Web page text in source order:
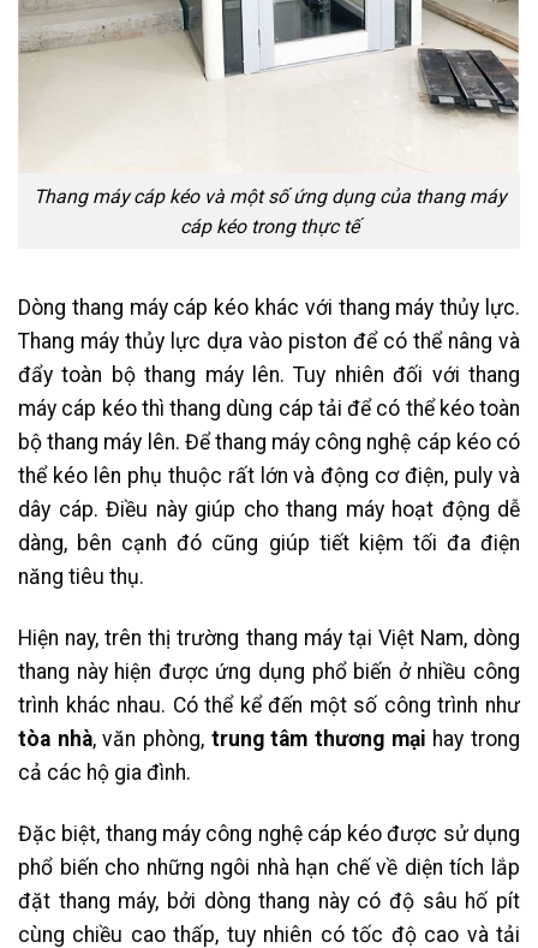
Thang máy cáp kéo và một số ứng dụng của thang máy
cáp kéo trong thực tế
Dòng thang máy cáp kéo khác với thang máy thủy lực.
Thang máy thủy lực dựa vào piston để có thể nâng và
đẩy toàn bộ thang máy lên. Tuy nhiên đối với thang
máy cáp kéo thì thang dùng cáp tải để có thể kéo toàn
bộ thang máy lên. Để thang máy công nghệ cáp kéo có
thể kéo lên phụ thuộc rất lớn và động cơ điện, puly và
dây cáp. Điều này giúp cho thang máy hoạt động dễ
dàng, bên cạnh đó cũng giúp tiết kiệm tối đa điện
năng tiêu thụ.
Hiện nay, trên thị trường thang máy tại Việt Nam, dòng
thang này hiện được ứng dụng phổ biến ở nhiều công
trình khác nhau. Có thể kể đến một số công trình như
tòa nhà, văn phòng, trung tâm thương mại hay trong
cả các hộ gia đình.
Đặc biệt, thang máy công nghệ cáp kéo được sử dụng
phổ biến cho những ngôi nhà hạn chế về diện tích lắp
đặt thang máy, bởi dòng thang này có độ sâu hố pít
cùng chiều cao thấp, tuy nhiên có tốc độ cao và tải